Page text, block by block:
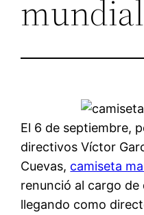
El 6 de septiembre,
directivos Víctor
Cuevas, camiseta
renunció al cargo
llegando como